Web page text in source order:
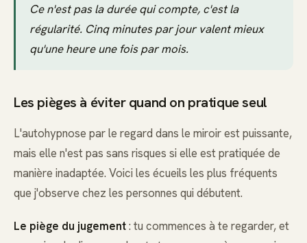
Ce n'est pas la durée qui compte, c'est la
régularité. Cinq minutes par jour valent mieux
qu'une heure une fois par mois.
Les pièges à éviter quand on pratique seul
L'autohypnose par le regard dans le miroir est puissante,
mais elle n'est pas sans risques si elle est pratiquée de
manière inadaptée. Voici les écueils les plus fréquents
que j'observe chez les personnes qui débutent.
Le piège du jugement: tu commences à te regarder, et